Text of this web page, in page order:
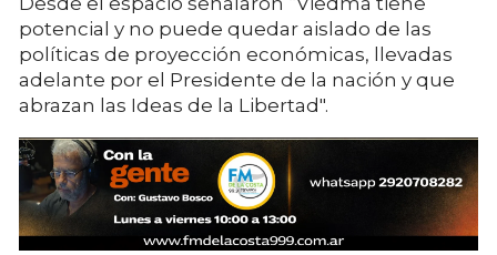
potencial y no puede quedar aislado de las
políticas de proyección económicas, llevadas
adelante por el Presidente de la nación y que
abrazan las Ideas de la Libertad".